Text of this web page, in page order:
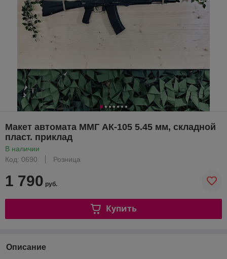
Макет автомата ММГ АК-105 5.45 мм, складной
пласт. приклад
В наличии
Код: 0690
Розница
1 790 руб.
Купить
Описание